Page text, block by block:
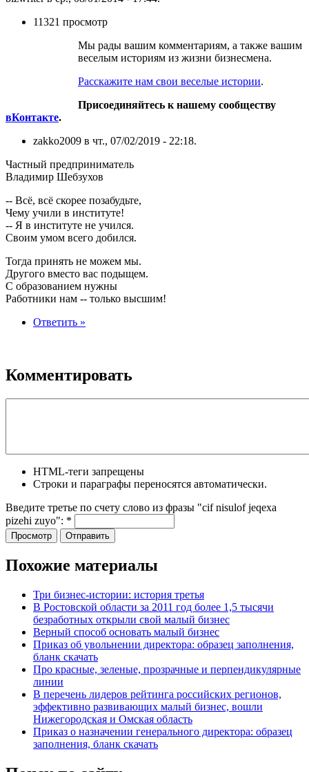
11321 просмотр
Мы рады вашим комментариям, а также вашим
веселым историям из жизни бизнесмена.
Расскажите нам свои веселые истории.
Присоединяйтесь к нашему сообществу
вКонтакте.
zakko2009 в чт., 07/02/2019 - 22:18.
Частный предприниматель
Владимир Шебзухов
-- Всё, всё скорее позабудьте,
Чему учили в институте!
-- Я в институте не учился.
Своим умом всего добился.
Тогда принять не можем мы.
Другого вместо вас подыщем.
С образованием нужны
Работники нам -- только высшим!
Ответить »
Комментировать
HTML-теги запрещены
Строки и параграфы переносятся автоматически.
Введите третье по счету слово из фразы "cif nisulof jeqexa
pizehi zuyo": *
Похожие материалы
Три бизнес-истории: история третья
В Ростовской области за 2011 год более 1,5 тысячи
безработных открыли свой малый бизнес
Верный способ основать малый бизнес
Приказ об увольнении директора: образец заполнения,
бланк скачать
Про красные, зеленые, прозрачные и перпендикулярные
линии
В перечень лидеров рейтинга российских регионов,
эффективно развивающих малый бизнес, вошли
Нижегородская и Омская область
Приказ о назначении генерального директора: образец
заполнения, бланк скачать